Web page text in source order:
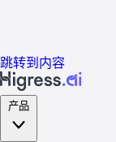
跳转到内容